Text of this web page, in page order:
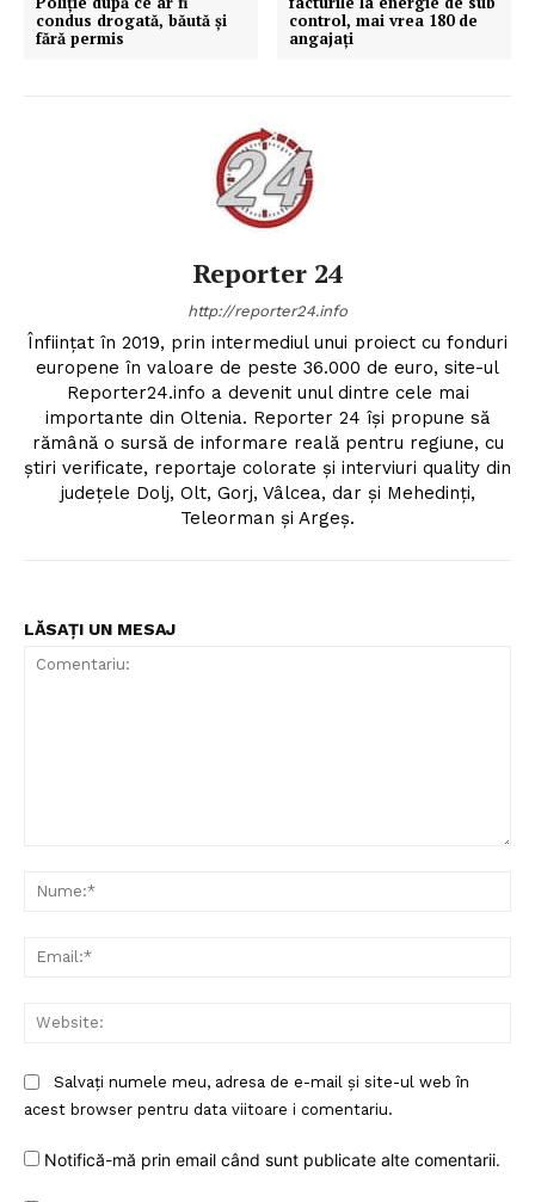
condus drogată, băută și
fără permis
control, mai vrea 180 de
angajați
Reporter 24
http://reporter24.info
Înfiinţat în 2019, prin intermediul unui proiect cu fonduri
europene în valoare de peste 36.000 de euro, site-ul
Reporter24.info a devenit unul dintre cele mai
importante din Oltenia. Reporter 24 îşi propune să
rămână o sursă de informare reală pentru regiune, cu
ştiri verificate, reportaje colorate şi interviuri quality din
judeţele Dolj, Olt, Gorj, Vâlcea, dar şi Mehedinţi,
Teleorman şi Argeş.
LĂSAȚI UN MESAJ
Salvați numele meu, adresa de e-mail și site-ul web în
acest browser pentru data viitoare i comentariu.
Notifică-mă prin email când sunt publicate alte comentarii.